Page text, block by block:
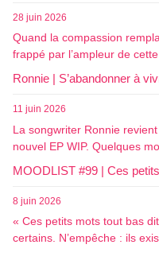
28 juin 2026
Quand la compassion
frappé par l’ampleur de
Ronnie | S’abandonner à
11 juin 2026
La songwriter Ronnie
nouvel EP WIP. Quelques
MOODLIST #99 | Ces
8 juin 2026
« Ces petits mots tout bas
certains. N’empêche : ils